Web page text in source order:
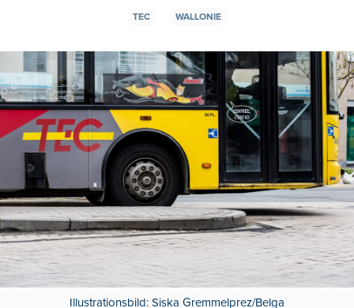
TEC WALLONIE
Illustrationsbild: Siska Gremmelprez/Belga